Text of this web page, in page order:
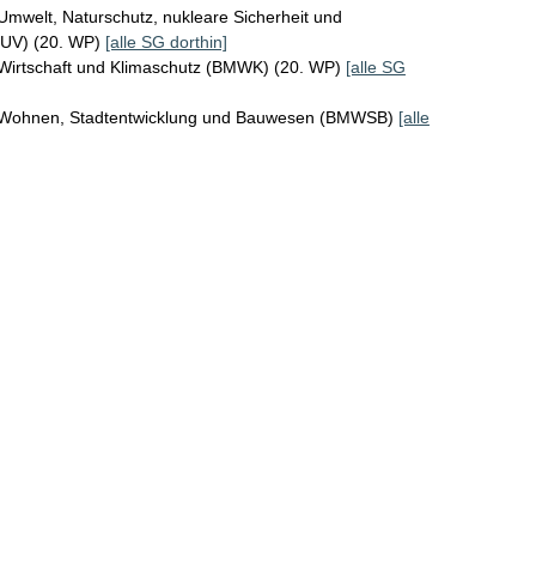
Naturschutz, nukleare Sicherheit und
(20. WP) [alle SG dorthin]
und Klimaschutz (BMWK) (20. WP) [alle SG
Stadtentwicklung und Bauwesen (BMWSB) [alle